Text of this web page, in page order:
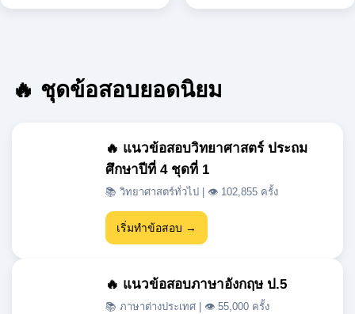
🔥 ชุดข้อสอบยอดนิยม
🔥 แนวข้อสอบวิทยาศาสตร์ ประถม
ศึกษาปีที่ 4 ชุดที่ 1
📚 วิทยาศาสตร์ทั่วไป | 👁 102,855 ครั้ง
เริ่มทำข้อสอบ →
🔥 แนวข้อสอบภาษาอังกฤษ ป.5
📚 ภาษาต่างประเทศ | 👁 55,000 ครั้ง